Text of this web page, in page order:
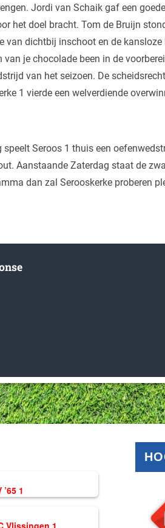
Jordi van Schaik gaf een
het doel bracht. Tom de Bruijn
van dichtbij inschoot en de kansloze
van je chocolade been in de
van het seizoen. De
1 vierde een welverdiende
Seroos 1 thuis een
Aanstaande Zaterdag staat de
dan zal Serooskerke proberen
1
Vlissingen 1